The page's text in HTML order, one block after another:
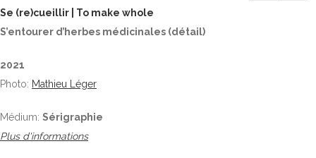
Se (re)cueillir | To make whole
S’entourer d’herbes médicinales (détail)
2021
Photo: Mathieu Léger
Médium: Sérigraphie
Plus d'informations